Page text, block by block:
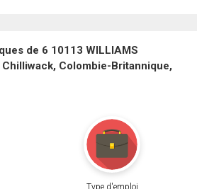
de 6 10113 WILLIAMS
Chilliwack, Colombie-Britannique,